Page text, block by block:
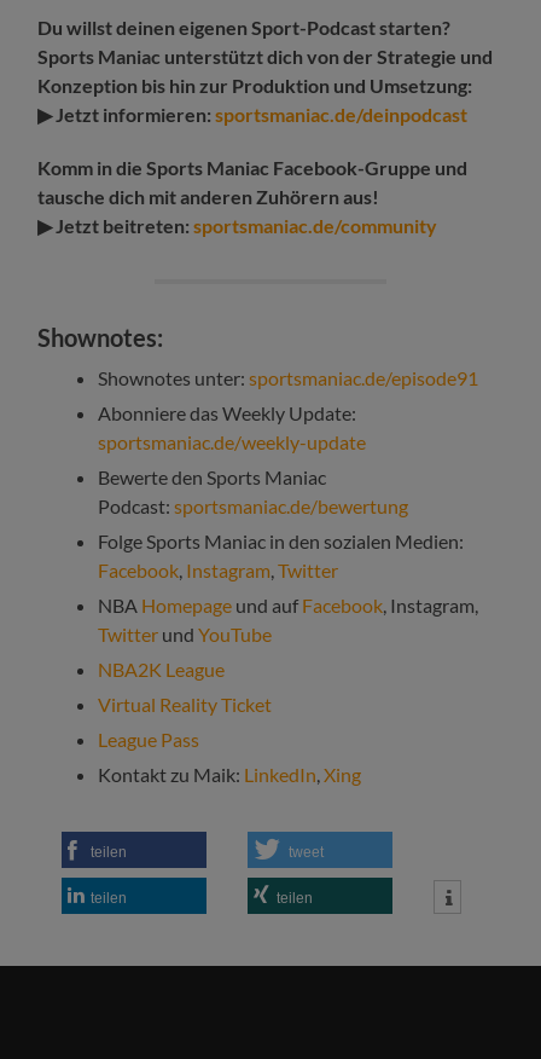
Du willst deinen eigenen Sport-Podcast starten?
Sports Maniac unterstützt dich von der Strategie und
Konzeption bis hin zur Produktion und Umsetzung:
▶ Jetzt informieren:sportsmaniac.de/deinpodcast
Komm in die Sports Maniac Facebook-Gruppe und
tausche dich mit anderen Zuhörern aus!
▶ Jetzt beitreten:sportsmaniac.de/community
Shownotes:
Shownotes unter:sportsmaniac.de/episode91
Abonniere das Weekly Update:
sportsmaniac.de/weekly-update
Bewerte den Sports Maniac
Podcast:sportsmaniac.de/bewertung
Folge Sports Maniac in den sozialen Medien:
Facebook, Instagram,Twitter
NBA Homepage und auf Facebook, Instagram,
Twitter undYouTube
NBA2K League
Virtual Reality Ticket
League Pass
Kontakt zu Maik: LinkedIn,Xing
teilen tweet
teilen teilen